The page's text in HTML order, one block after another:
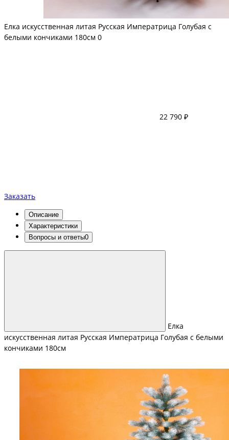
Елка искусственная литая Русская Императрица Голубая с
белыми кончиками 180см 0
22 790 ₽
Заказать
Описание
Характеристики
Вопросы и ответы0
Елка
искусственная литая Русская Императрица Голубая с белыми
кончиками 180см